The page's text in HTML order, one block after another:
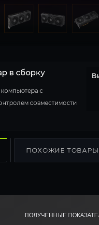
в сборку
с
совместимости
ПОХОЖИЕ ТОВАРЫ
ПОЛУЧЕННЫЕ